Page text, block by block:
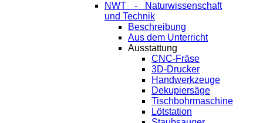
NWT - Naturwissenschaft
und Technik
Beschreibung
Aus dem Unterricht
Ausstattung
CNC-Fräse
3D-Drucker
Handwerkzeuge
Dekupiersäge
Tischbohrmaschine
Lötstation